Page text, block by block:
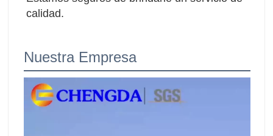
calidad.
Nuestra Empresa